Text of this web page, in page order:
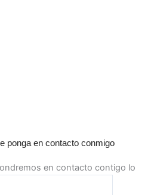
ponga en contacto conmigo
en contacto contigo lo